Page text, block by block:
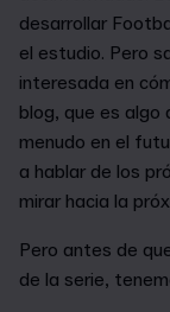
desarrollar
el estudio. Pero
interesada en
blog, que es algo
menudo en el
a hablar de los
mirar hacia la
Pero antes de
de la serie,